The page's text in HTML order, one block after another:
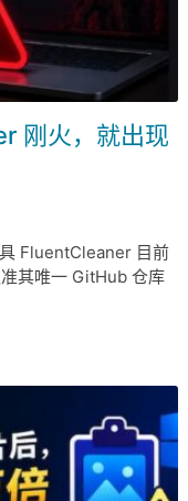
刚火，就出现
FluentCleaner 目前
其唯一 GitHub 仓库